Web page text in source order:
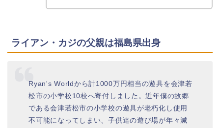
ライアン・カジの父親は福島県出身
Ryan's Worldから計1000万円相当の遊具を会津若
松市の小学校10校へ寄付しました。近年僕の故郷
である会津若松市の小学校の遊具が老朽化し使用
不可能になってしまい、子供達の遊び場が年々減